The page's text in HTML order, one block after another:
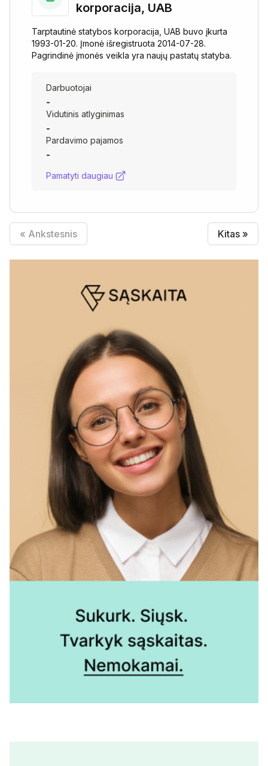
korporacija, UAB
Tarptautinė statybos korporacija, UAB buvo įkurta
1993-01-20. Įmonė išregistruota 2014-07-28.
Pagrindinė įmonės veikla yra naujų pastatų statyba.
Darbuotojai
-
Vidutinis atlyginimas
-
Pardavimo pajamos
-
Pamatyti daugiau
« Ankstesnis Kitas »